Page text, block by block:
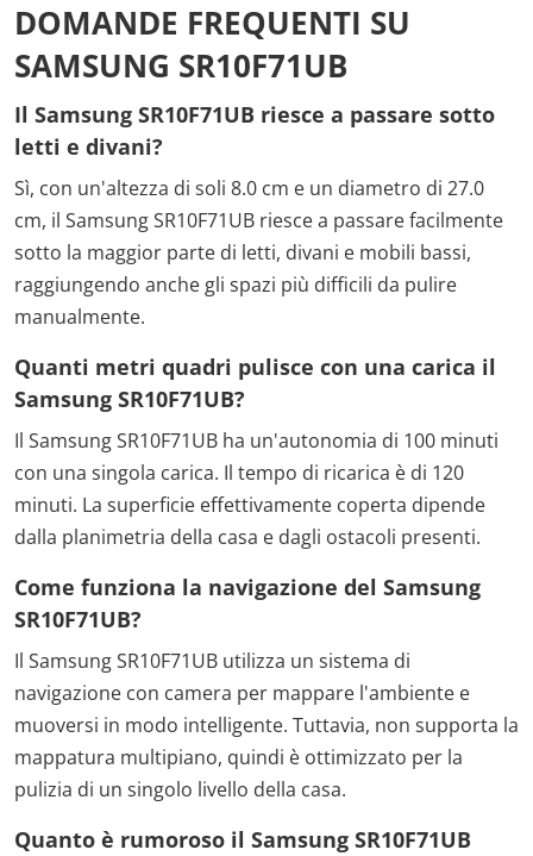
DOMANDE FREQUENTI SU
SAMSUNG SR10F71UB
Il Samsung SR10F71UB riesce a passare sotto
letti e divani?
Sì, con un'altezza di soli 8.0 cm e un diametro di 27.0
cm, il Samsung SR10F71UB riesce a passare facilmente
sotto la maggior parte di letti, divani e mobili bassi,
raggiungendo anche gli spazi più difficili da pulire
manualmente.
Quanti metri quadri pulisce con una carica il
Samsung SR10F71UB?
Il Samsung SR10F71UB ha un'autonomia di 100 minuti
con una singola carica. Il tempo di ricarica è di 120
minuti. La superficie effettivamente coperta dipende
dalla planimetria della casa e dagli ostacoli presenti.
Come funziona la navigazione del Samsung
SR10F71UB?
Il Samsung SR10F71UB utilizza un sistema di
navigazione con camera per mappare l'ambiente e
muoversi in modo intelligente. Tuttavia, non supporta la
mappatura multipiano, quindi è ottimizzato per la
pulizia di un singolo livello della casa.
Quanto è rumoroso il Samsung SR10F71UB